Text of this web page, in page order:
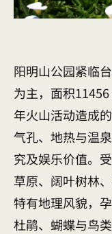
阳明山公园紧临
为主，面积
年火山活动造成
气孔、地热与温
究及娱乐价值。
草原、阔叶树林
特有地理风貌，
杜鹃、蝴蝶与鸟